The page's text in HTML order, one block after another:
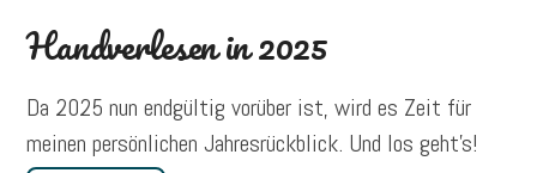
Handverlesen in 2025
Da 2025 nun endgültig vorüber ist, wird es Zeit für
meinen persönlichen Jahresrückblick. Und los geht’s!